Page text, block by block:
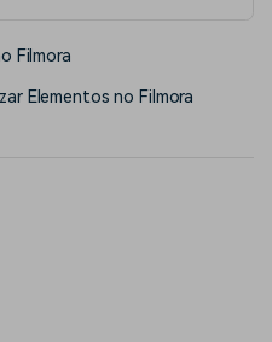
Filmora
Elementos no Filmora